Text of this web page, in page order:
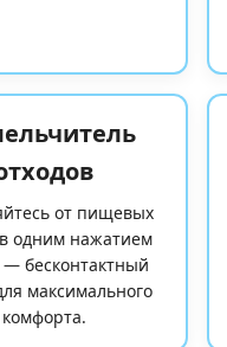
от пищевых
одним нажатием
— бесконтактный
максимального
комфорта.